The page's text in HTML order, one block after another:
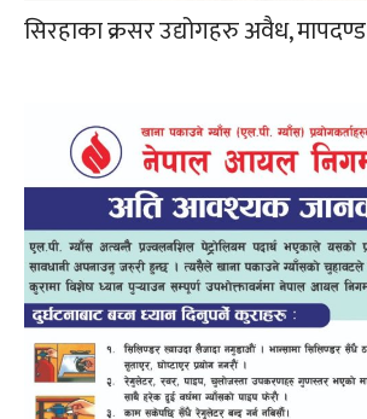
सिरहाका क्रसर उद्योगहरु अवैध,